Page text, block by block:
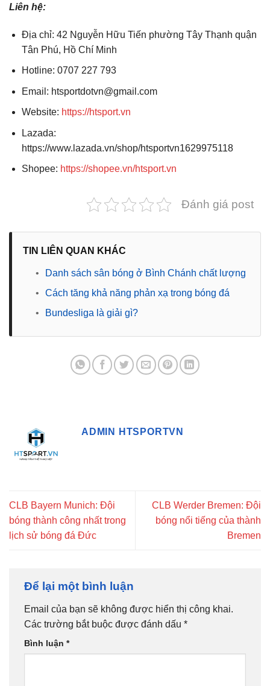
Liên hệ:
Địa chỉ: 42 Nguyễn Hữu Tiến phường Tây Thạnh quận
Tân Phú, Hồ Chí Minh
Hotline: 0707 227 793
Email: htsportdotvn@gmail.com
Website: https://htsport.vn
Lazada:
https://www.lazada.vn/shop/htsportvn1629975118
Shopee: https://shopee.vn/htsport.vn
Đánh giá post
TIN LIÊN QUAN KHÁC
•
Danh sách sân bóng ở Bình Chánh chất lượng
•
Cách tăng khả năng phản xạ trong bóng đá
•
Bundesliga là giải gì?
ADMIN HTSPORTVN
CLB Bayern Munich: Đội
bóng thành công nhất trong
lịch sử bóng đá Đức
CLB Werder Bremen: Đội
bóng nổi tiếng của thành
Bremen
Để lại một bình luận
Email của bạn sẽ không được hiển thị công khai.
Các trường bắt buộc được đánh dấu *
Bình luận *